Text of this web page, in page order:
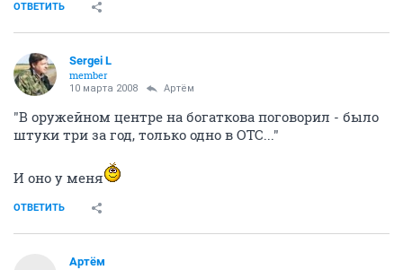
ОТВЕТИТЬ
Sergei L
member
10 марта 2008 Артём
"В оружейном центре на богаткова поговорил - было
штуки три за год, только одно в ОТС..."
И оно у меня
ОТВЕТИТЬ
Артём